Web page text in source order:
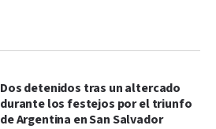
Dos detenidos tras un altercado
durante los festejos por el triunfo
de Argentina en San Salvador